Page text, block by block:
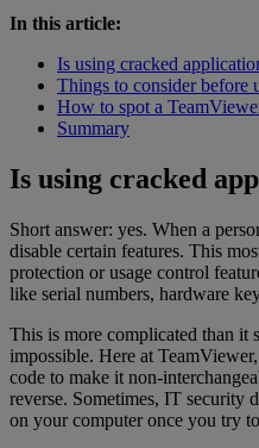
In this article:
Is using cracked
Things to consider before
How to spot a
Summary
Is using cracked
Short answer: yes. When a
disable certain features. This
protection or usage control
like serial numbers, hardware
This is more complicated than it
impossible. Here at
code to make it non-
reverse. Sometimes, IT security
on your computer once you try